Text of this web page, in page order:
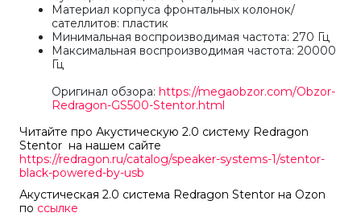
Материал корпуса фронтальных колонок/
сателлитов: пластик
Минимальная воспроизводимая частота: 270 Гц
Максимальная воспроизводимая частота: 20000
Гц
Оригинал обзора: https://megaobzor.com/Obzor-
Redragon-GS500-Stentor.html
Читайте про Акустическую 2.0 систему Redragon
Stentor на нашем сайте
https://redragon.ru/catalog/speaker-systems-1/stentor-
black-powered-by-usb
Акустическая 2.0 система Redragon Stentor на Ozon
по ссылке